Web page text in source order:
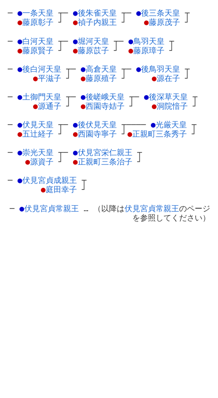
─ ●一条天皇 ┬
●藤原彰子 ┘
─ ●後朱雀天皇 ┬
●禎子内親王 ┘
─ ●後三条天皇 ┬
●藤原茂子 ┘
─ ●白河天皇 ┬
●藤原賢子 ┘
─ ●堀河天皇 ┬
●藤原苡子 ┘
─ ●鳥羽天皇 ┬
●藤原璋子 ┘
─ ●後白河天皇 ┬
●平滋子 ┘
─ ●高倉天皇 ┬
●藤原殖子 ┘
─ ●後鳥羽天皇 ┬
●源在子 ┘
─ ●土御門天皇 ┬
●源通子 ┘
─ ●後嵯峨天皇 ┬
●西園寺姞子 ┘
─ ●後深草天皇 ┬
●洞院愔子 ┘
─ ●伏見天皇 ┬
●五辻経子 ┘
─ ●後伏見天皇 ┬
●西園寺寧子 ┘
──── ●光厳天皇 ┬
●正親町三条秀子 ┘
─ ●崇光天皇 ┬
●源資子 ┘
─ ●伏見宮栄仁親王 ┬
●正親町三条治子 ┘
─ ●伏見宮貞成親王 ┬
●庭田幸子 ┘
─ ●伏見宮貞常親王 … （以降は伏見宮貞常親王のページ
を参照してください）